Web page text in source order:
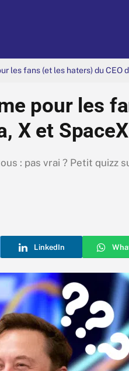
les fans (et les haters) du CEO
pour les
X et SpaceX
: pas vrai ? Petit quizz
LinkedIn